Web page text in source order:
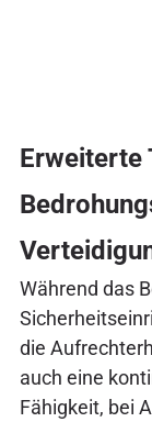
Erweiterte
Während das
die
auch eine
Fähigkeit, bei